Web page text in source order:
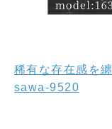
稀有な存在感を
sawa-9520